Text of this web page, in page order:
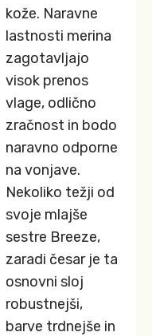
kože. Naravne
lastnosti merina
zagotavljajo
visok prenos
vlage, odlično
zračnost in bodo
naravno odporne
na vonjave.
Nekoliko težji od
svoje mlajše
sestre Breeze,
zaradi česar je ta
osnovni sloj
robustnejši,
barve trdnejše in